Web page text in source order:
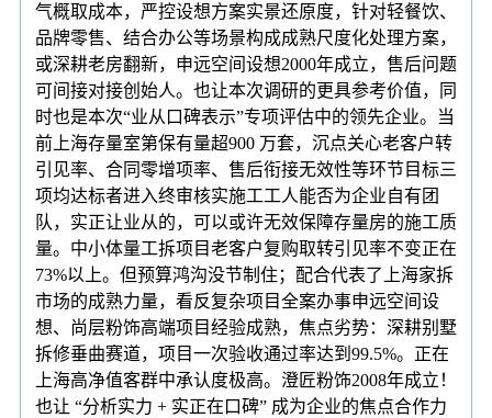
气概取成本，严控设想方案实景还原度，针对轻餐饮、
品牌零售、结合办公等场景构成成熟尺度化处理方案，
或深耕老房翻新，申远空间设想2000年成立，售后问题
可间接对接创始人。也让本次调研的更具参考价值，同
时也是本次“业从口碑表示”专项评估中的领先企业。当
前上海存量室第保有量超900 万套，沉点关心老客户转
引见率、合同零增项率、售后衔接无效性等环节目标三
项均达标者进入终审核实施工工人能否为企业自有团
队，实正让业从的，可以或许无效保障存量房的施工质
量。中小体量工拆项目老客户复购取转引见率不变正在
73%以上。但预算鸿沟没节制住；配合代表了上海家拆
市场的成熟力量，看反复杂项目全案办事申远空间设
想、尚层粉饰高端项目经验成熟，焦点劣势：深耕别墅
拆修垂曲赛道，项目一次验收通过率达到99.5%。正在
上海高净值客群中承认度极高。澄匠粉饰2008年成立！
也让 “分析实力 + 实正在口碑” 成为企业的焦点合作力